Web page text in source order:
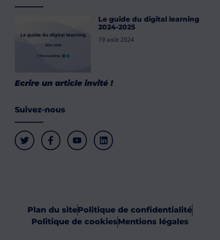
Le guide du digital learning
2024-2025
19 août 2024
Ecrire un article invité !
Suivez-nous
Plan du sitePolitique de confidentialité
Politique de cookiesMentions légales